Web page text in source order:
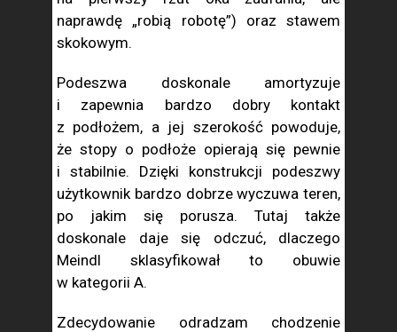
naprawdę „robią robotę”) oraz stawem
skokowym.
Podeszwa doskonale amortyzuje
i zapewnia bardzo dobry kontakt
z podłożem, a jej szerokość powoduje,
że stopy o podłoże opierają się pewnie
i stabilnie. Dzięki konstrukcji podeszwy
użytkownik bardzo dobrze wyczuwa teren,
po jakim się porusza. Tutaj także
doskonale daje się odczuć, dlaczego
Meindl sklasyfikował to obuwie
w kategorii A.
Zdecydowanie odradzam chodzenie